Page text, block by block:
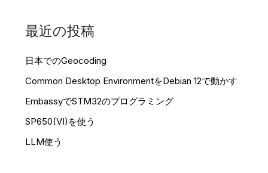
最近の投稿
日本でのGeocoding
Common Desktop EnvironmentをDebian 12で動かす
EmbassyでSTM32のプログラミング
SP650(VI)を使う
LLM使う